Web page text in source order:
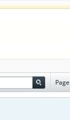
Page